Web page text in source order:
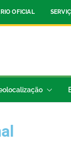
OFICIAL